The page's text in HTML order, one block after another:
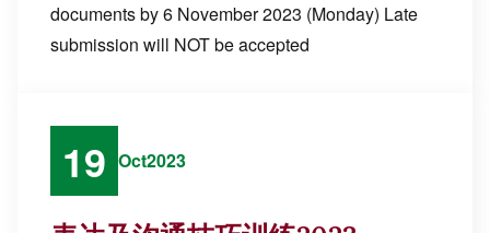
documents by 6 November 2023 (Monday) Late
submission will NOT be accepted
19 Oct2023